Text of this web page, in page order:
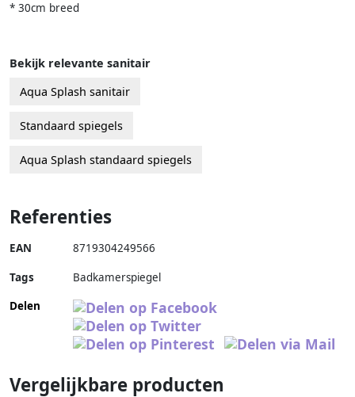
* 30cm breed
Bekijk relevante sanitair
Aqua Splash sanitair
Standaard spiegels
Aqua Splash standaard spiegels
Referenties
EAN 8719304249566
Tags
Badkamerspiegel
Delen
Vergelijkbare producten